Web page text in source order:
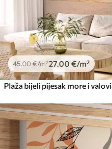
45.00€/m²27.00 €/m²
Plaža bijeli pijesak more i valovi